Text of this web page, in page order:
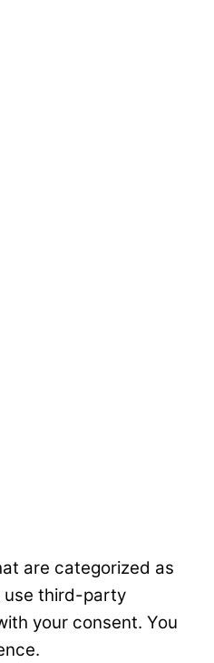
are categorized as
use third-party
your consent. You